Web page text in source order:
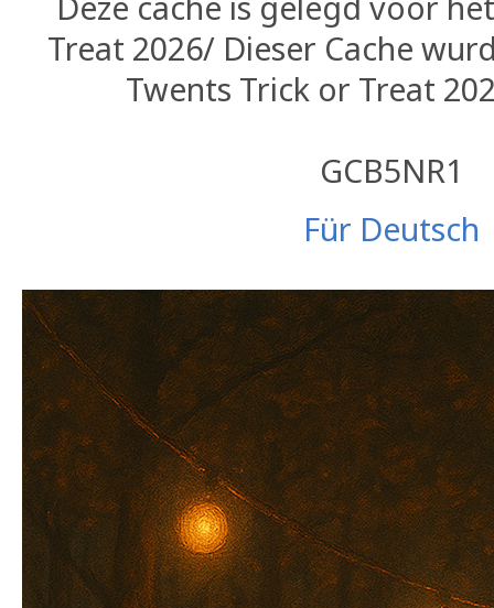
Treat 2026/ Dieser Cache
Twents Trick or Treat
GCB5NR1
Für Deutsch